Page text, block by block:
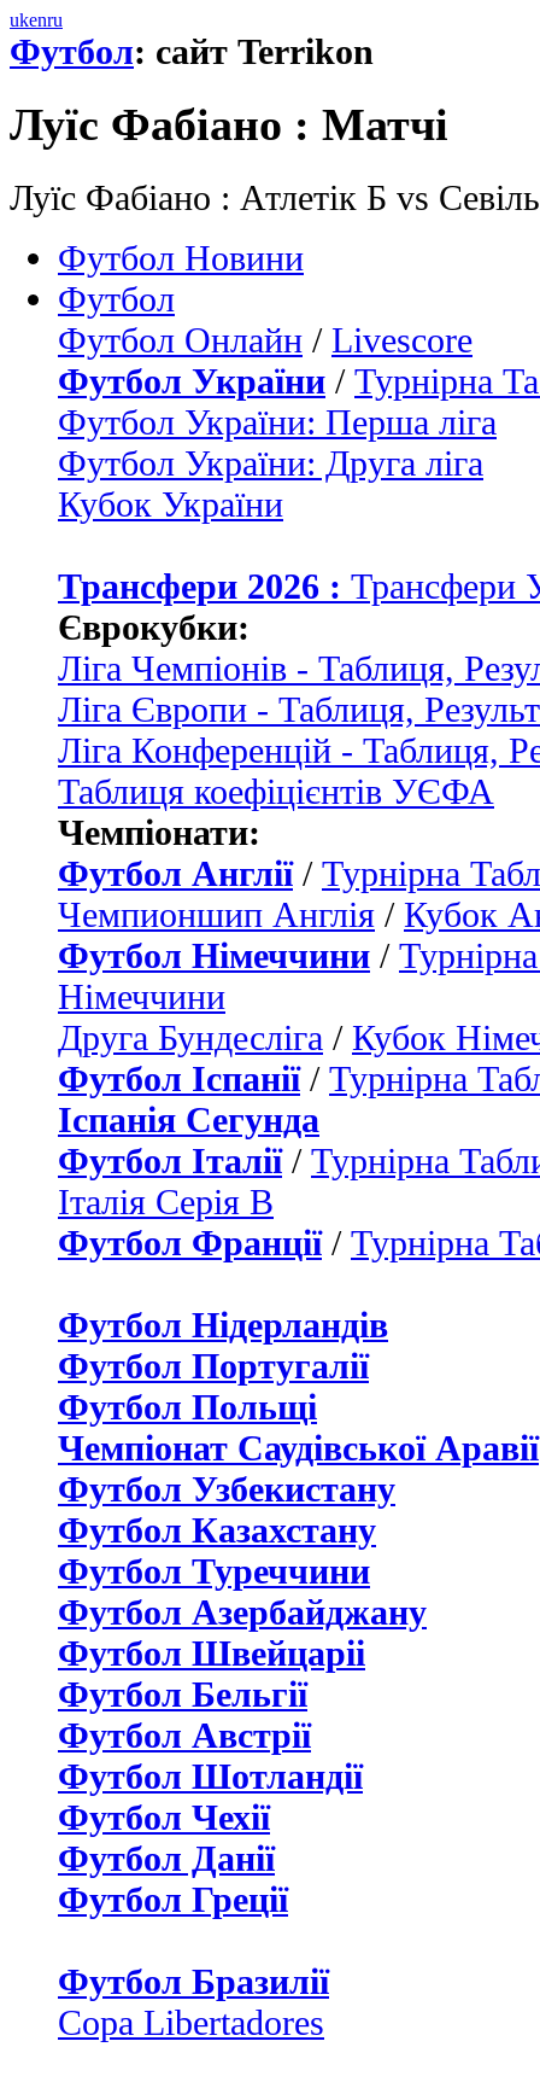
ukenru
Футбол: сайт Terrikon
Луїс Фабіано : Матчi
Луїс Фабіано : Атлетік Б vs
Футбол Новини
Футбол
Футбол Онлайн / Livescore
Футбол України / Турнірна
Футбол України: Перша ліга
Футбол України: Друга ліга
Кубок України
Трансфери 2026 : Трансфери
Єврокубки:
Ліга Чемпіонів - Таблиця,
Ліга Європи - Таблиця,
Ліга Конференцій - Таблиця,
Таблиця коефіцієнтів УЄФА
Чемпіонати:
Футбол Англії/ Турнірна
Чемпионшип Англія / Кубок
Футбол Німеччини /
Німеччини
Друга Бундесліга / Кубок
Футбол Іспанії/ Турнірна
Іспанія Сегунда
Футбол Італії/ Турнірна
Італія Серія B
Футбол Франції/ Турнірна
Футбол Нідерландiв
Футбол Португалії
Футбол Польщі
Чемпіонат Саудівської Аравії
Футбол Узбекистану
Футбол Казахстану
Футбол Туреччини
Футбол Азербайджану
Футбол Швейцаріі
Футбол Бельгії
Футбол Австрії
Футбол Шотландії
Футбол Чехії
Футбол Данії
Футбол Греції
Футбол Бразилії
Copa Libertadores